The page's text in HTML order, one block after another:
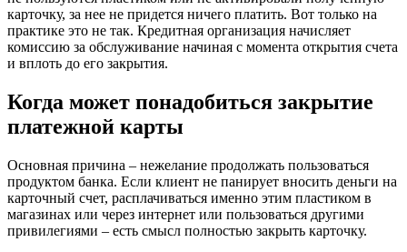
карточку, за нее не придется ничего платить. Вот только на
практике это не так. Кредитная организация начисляет
комиссию за обслуживание начиная с момента открытия счета
и вплоть до его закрытия.
Когда может понадобиться закрытие
платежной карты
Основная причина – нежелание продолжать пользоваться
продуктом банка. Если клиент не панирует вносить деньги на
карточный счет, расплачиваться именно этим пластиком в
магазинах или через интернет или пользоваться другими
привилегиями – есть смысл полностью закрыть карточку.